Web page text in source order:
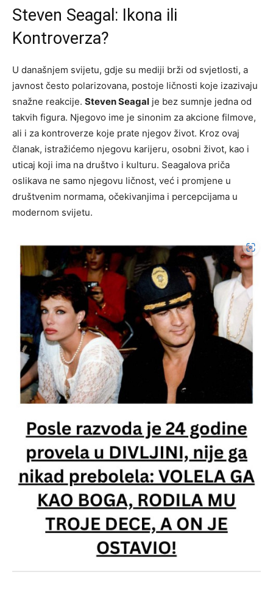
Steven Seagal: Ikona ili
Kontroverza?
U današnjem svijetu, gdje su mediji brži od svjetlosti, a
javnost često polarizovana, postoje ličnosti koje izazivaju
snažne reakcije. Steven Seagal je bez sumnje jedna od
takvih figura. Njegovo ime je sinonim za akcione filmove,
ali i za kontroverze koje prate njegov život. Kroz ovaj
članak, istražićemo njegovu karijeru, osobni život, kao i
uticaj koji ima na društvo i kulturu. Seagalova priča
oslikava ne samo njegovu ličnost, već i promjene u
društvenim normama, očekivanjima i percepcijama u
modernom svijetu.